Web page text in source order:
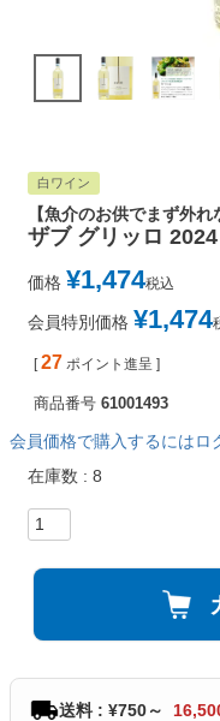
白ワイン
【魚介のお供でまず外れ
ザブ グリッロ
価格 ¥1,474税込
会員特別価格 ¥1,474
[ 27 ポイント進呈 ]
商品番号 61001493
会員価格で購入するにはロ
在庫数
8
送料 : ¥750～